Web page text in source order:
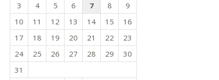
3
4 5 6 7 8
9
10
11 12 13 14 15
16
17
18 19 20 21 22
23
24
25 26 27 28 29
30
31